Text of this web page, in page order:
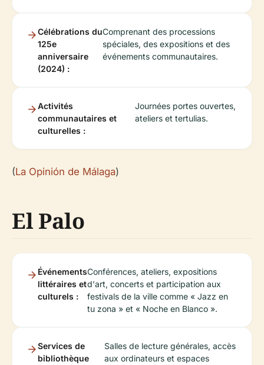
Célébrations du
125e
anniversaire
(2024) :
Comprenant des processions
spéciales, des expositions et des
événements communautaires.
Activités
communautaires et
culturelles :
Journées portes ouvertes,
ateliers et tertulias.
(La Opinión de Málaga)
El Palo
Événements
littéraires et
culturels :
Conférences, ateliers, expositions
d'art, concerts et participation aux
festivals de la ville comme « Jazz en
tu zona » et « Noche en Blanco ».
Services de
bibliothèque
Salles de lecture générales, accès
aux ordinateurs et espaces